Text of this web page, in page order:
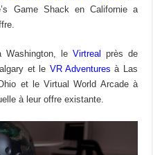
Game Shack en Californie a
leVirtreal près de
et le VR Adventures à Las
et le Virtual World Arcade à
à leur offre existante.